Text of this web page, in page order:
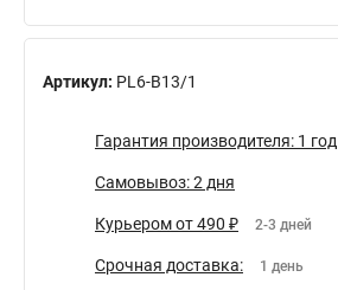
Артикул: PL6-B13/1
Гарантия производителя: 1 год
Самовывоз: 2 дня
Курьером от 490 ₽ 2-3 дней
Срочная доставка: 1 день